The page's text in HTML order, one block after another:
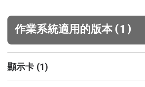
作業系統適用的版本 (1 )
顯示卡 (1)